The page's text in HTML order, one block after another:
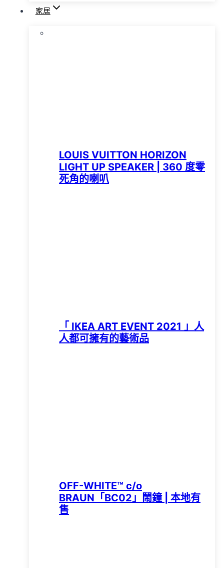
家居
LOUIS VUITTON HORIZON
LIGHT UP SPEAKER | 360 度零
死角的喇叭
「 IKEA ART EVENT 2021 」人
人都可擁有的藝術品
OFF-WHITE™ c/o
BRAUN「BC02」鬧鐘 | 本地有
售